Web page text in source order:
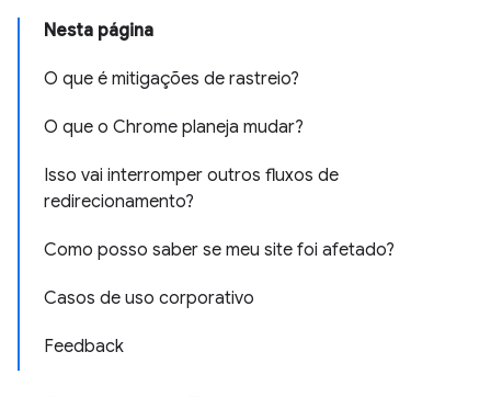
Nesta página
O que é mitigações de rastreio?
O que o Chrome planeja mudar?
Isso vai interromper outros fluxos de
redirecionamento?
Como posso saber se meu site foi afetado?
Casos de uso corporativo
Feedback